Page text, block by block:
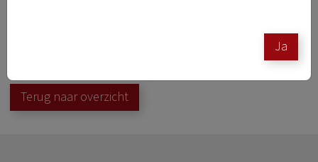
Ja
Terug naar overzicht